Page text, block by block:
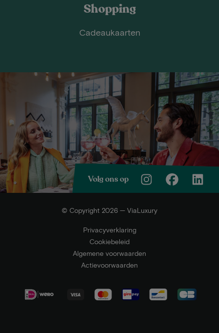
Shopping
Cadeaukaarten
Volg ons op
© Copyright 2026 — ViaLuxury
Privacyverklaring
Cookiebeleid
Algemene voorwaarden
Actievoorwaarden